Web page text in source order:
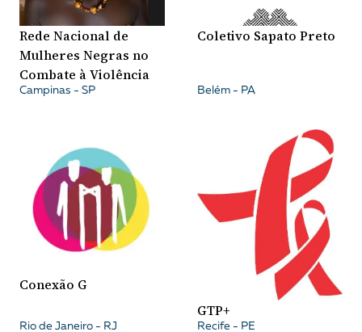
Rede Nacional de
Mulheres Negras no
Combate à Violência
Campinas - SP
Coletivo Sapato Preto
Belém - PA
Conexão G
Rio de Janeiro - RJ
GTP+
Recife - PE